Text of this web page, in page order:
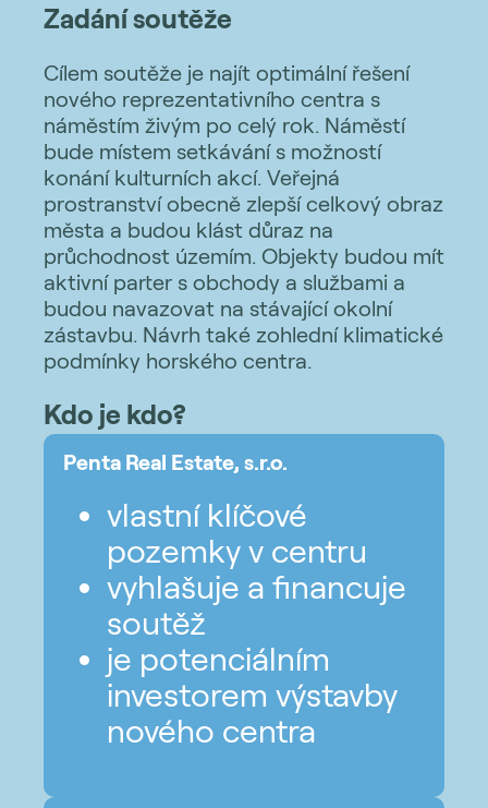
Zadání soutěže
Cílem soutěže je najít optimální řešení
nového reprezentativního centra s
náměstím živým po celý rok. Náměstí
bude místem setkávání s možností
konání kulturních akcí. Veřejná
prostranství obecně zlepší celkový obraz
města a budou klást důraz na
průchodnost územím. Objekty budou mít
aktivní parter s obchody a službami a
budou navazovat na stávající okolní
zástavbu. Návrh také zohlední klimatické
podmínky horského centra.
Kdo je kdo?
Penta Real Estate, s.r.o.
vlastní klíčové
pozemky v centru
vyhlašuje a financuje
soutěž
je potenciálním
investorem výstavby
nového centra